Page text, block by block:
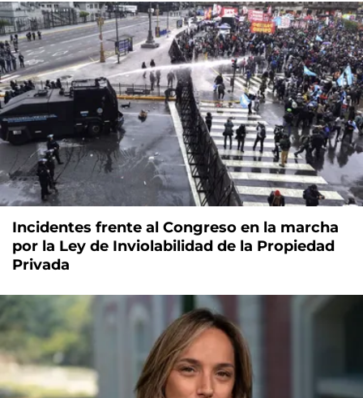
Incidentes frente al Congreso en la marcha
por la Ley de Inviolabilidad de la Propiedad
Privada